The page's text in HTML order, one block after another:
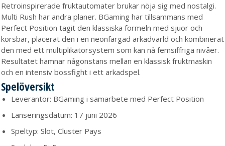
Retroinspirerade fruktautomater brukar nöja sig med nostalgi.
Multi Rush har andra planer. BGaming har tillsammans med
Perfect Position tagit den klassiska formeln med sjuor och
körsbär, placerat den i en neonfärgad arkadvärld och kombinerat
den med ett multiplikatorsystem som kan nå femsiffriga nivåer.
Resultatet hamnar någonstans mellan en klassisk fruktmaskin
och en intensiv bossfight i ett arkadspel.
Spelöversikt
Leverantör: BGaming i samarbete med Perfect Position
Lanseringsdatum: 17 juni 2026
Speltyp: Slot, Cluster Pays